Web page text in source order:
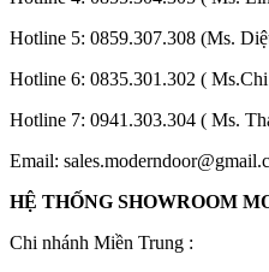
Hotline 5: 0859.307.308 (Ms.
Hotline 6: 0835.301.302 (
Hotline 7: 0941.303.304 ( Ms.
Email:
HỆ THỐNG SHOWROOM
Chi nhánh Miền Trung :